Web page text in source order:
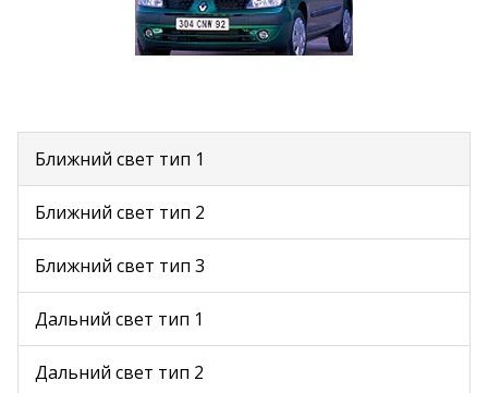
Ближний свет тип 1
Ближний свет тип 2
Ближний свет тип 3
Дальний свет тип 1
Дальний свет тип 2